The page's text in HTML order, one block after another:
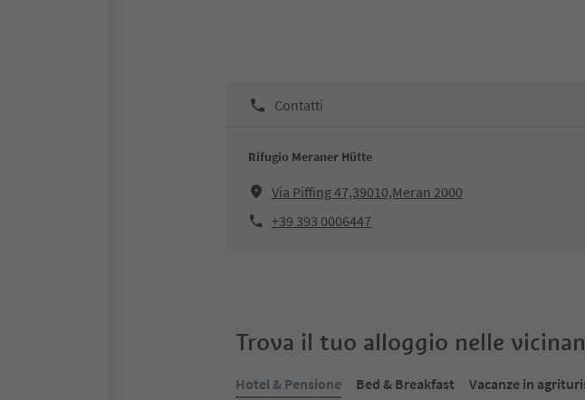
Contatti
Rifugio Meraner Hütte
Via Piffing 47,39010,Meran 2000
+39 393 0006447
Trova il tuo alloggio nelle
Hotel & Pensione Bed & Breakfast Vacanze in